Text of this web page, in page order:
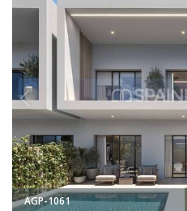
AGP-1061